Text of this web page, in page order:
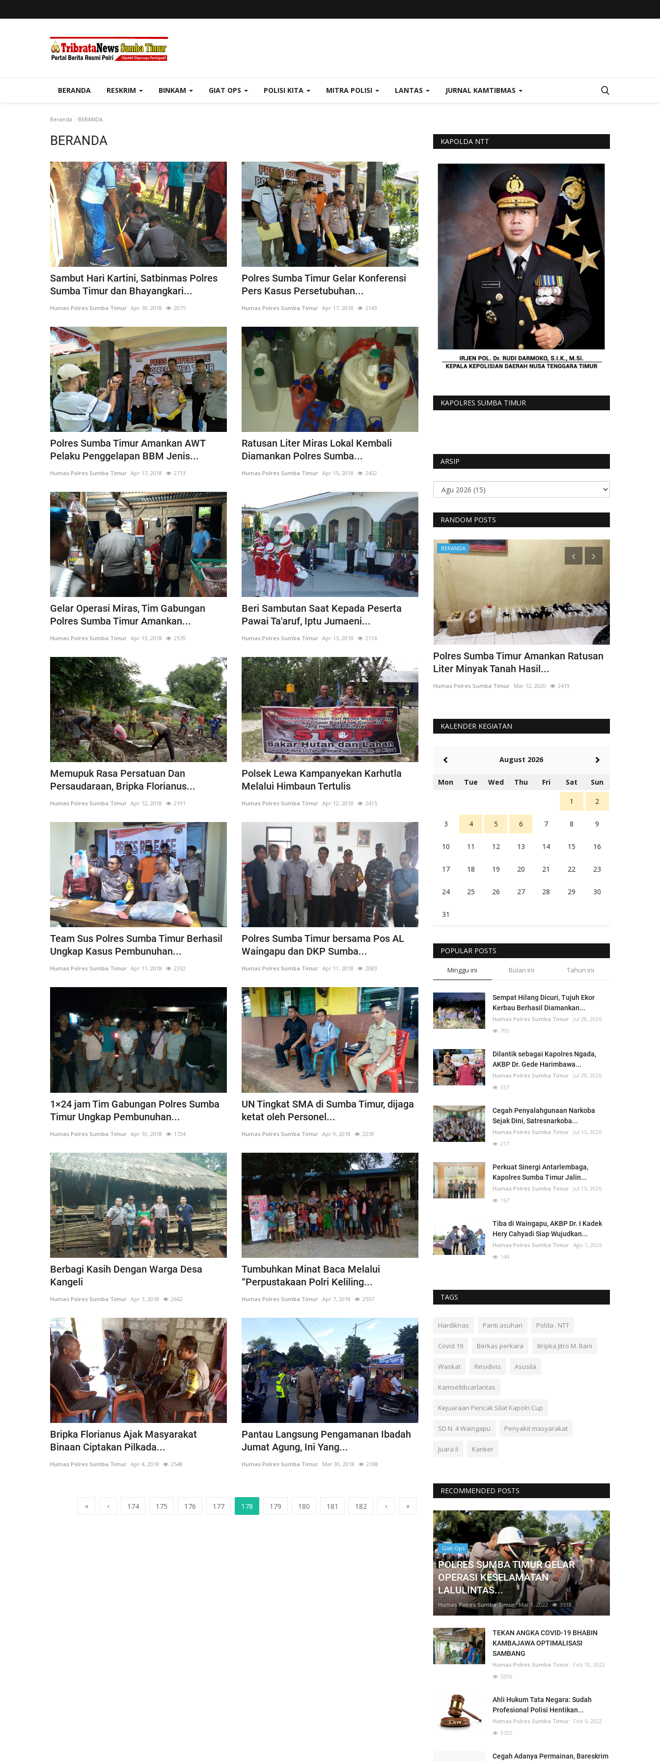
BERANDA RESKRIM BINKAM GIAT OPS POLISI KITA MITRA POLISI LANTAS JURNAL KAMTIBMAS
Beranda BERANDA
BERANDA
Sambut Hari Kartini, Satbinmas Polres
Sumba Timur dan Bhayangkari...
Humas Polres Sumba Timur Apr 18, 2018 2075
Polres Sumba Timur Gelar Konferensi
Pers Kasus Persetubuhan...
Humas Polres Sumba Timur Apr 17, 2018 2143
Polres Sumba Timur Amankan AWT
Pelaku Penggelapan BBM Jenis...
Humas Polres Sumba Timur Apr 17, 2018 2713
Ratusan Liter Miras Lokal Kembali
Diamankan Polres Sumba...
Humas Polres Sumba Timur Apr 15, 2018 2432
Gelar Operasi Miras, Tim Gabungan
Polres Sumba Timur Amankan...
Humas Polres Sumba Timur Apr 13, 2018 2570
Beri Sambutan Saat Kepada Peserta
Pawai Ta'aruf, Iptu Jumaeni...
Humas Polres Sumba Timur Apr 13, 2018 2116
Memupuk Rasa Persatuan Dan
Persaudaraan, Bripka Florianus...
Humas Polres Sumba Timur Apr 12, 2018 2191
Polsek Lewa Kampanyekan Karhutla
Melalui Himbaun Tertulis
Humas Polres Sumba Timur Apr 12, 2018 2415
Team Sus Polres Sumba Timur Berhasil
Ungkap Kasus Pembunuhan...
Humas Polres Sumba Timur Apr 11, 2018 2332
Polres Sumba Timur bersama Pos AL
Waingapu dan DKP Sumba...
Humas Polres Sumba Timur Apr 11, 2018 2083
1×24 jam Tim Gabungan Polres Sumba
Timur Ungkap Pembunuhan...
Humas Polres Sumba Timur Apr 10, 2018 1724
UN Tingkat SMA di Sumba Timur, dijaga
ketat oleh Personel...
Humas Polres Sumba Timur Apr 9, 2018 2259
Berbagi Kasih Dengan Warga Desa
Kangeli
Humas Polres Sumba Timur Apr 7, 2018 2662
Tumbuhkan Minat Baca Melalui
“Perpustakaan Polri Keliling...
Humas Polres Sumba Timur Apr 7, 2018 2557
Bripka Florianus Ajak Masyarakat
Binaan Ciptakan Pilkada...
Humas Polres Sumba Timur Apr 4, 2018 2548
Pantau Langsung Pengamanan Ibadah
Jumat Agung, Ini Yang...
Humas Polres Sumba Timur Mar 30, 2018 2188
« ‹ 174 175 176 177 178 179 180 181 182 › »
KAPOLDA NTT
KAPOLRES SUMBA TIMUR
ARSIP
RANDOM POSTS
BERANDA
Polres Sumba Timur Terus Dukung
Ketahanan Pangan Melalui...
Humas Polres Sumba Timur Jan 16, 2025 793
Polisi Kita
Jelang Hut Polwan Ke 68, Kapolres
Sumba Timur Beri Arahan...
Humas Polres Sumba Timur Agu 23, 2016 2028
BERANDA
Polres Sumba Timur Amankan Ratusan
Liter Minyak Tanah Hasil...
Humas Polres Sumba Timur Mar 12, 2020 2419
KALENDER KEGIATAN
August 2026
Mon Tue Wed Thu Fri Sat Sun
1 2
3 4 5 6 7 8 9
10 11 12 13 14 15 16
17 18 19 20 21 22 23
24 25 26 27 28 29 30
31
POPULAR POSTS
Minggu ini Bulan ini Tahun ini
Sempat Hilang Dicuri, Tujuh Ekor
Kerbau Berhasil Diamankan...
Humas Polres Sumba Timur Jul 28, 2026
795
Dilantik sebagai Kapolres Ngada,
AKBP Dr. Gede Harimbawa...
Humas Polres Sumba Timur Jul 29, 2026
357
Cegah Penyalahgunaan Narkoba
Sejak Dini, Satresnarkoba...
Humas Polres Sumba Timur Jul 15, 2026
217
Perkuat Sinergi Antarlembaga,
Kapolres Sumba Timur Jalin...
Humas Polres Sumba Timur Jul 15, 2026
167
Tiba di Waingapu, AKBP Dr. I Kadek
Hery Cahyadi Siap Wujudkan...
Humas Polres Sumba Timur Agu 1, 2026
144
TAGS
Hardiknas Panti asuhan Polda . NTT
Covid 19 Berkas perkara Bripka Jitro M. Bani
Waskat Residivis Asusila
Kamseltibcarlantas
Kejuaraan Pencak Silat Kapolri Cup
SD N. 4 Waingapu Penyakit masyarakat
Juara II Kanker
RECOMMENDED POSTS
Giat Ops
POLRES SUMBA TIMUR GELAR
OPERASI KESELAMATAN
LALULINTAS...
Humas Polres Sumba Timur Mar 1, 2022 3518
TEKAN ANGKA COVID-19 BHABIN
KAMBAJAWA OPTIMALISASI
SAMBANG
Humas Polres Sumba Timur Feb 10, 2022
3296
Ahli Hukum Tata Negara: Sudah
Profesional Polisi Hentikan...
Humas Polres Sumba Timur Feb 5, 2022
3725
Cegah Adanya Permainan, Bareskrim